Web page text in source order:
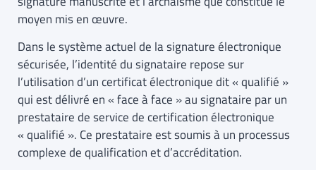
moyen mis en œuvre.
Dans le système actuel de la signature électronique
sécurisée, l’identité du signataire repose sur
l’utilisation d’un certificat électronique dit « qualifié »
qui est délivré en « face à face » au signataire par un
prestataire de service de certification électronique
« qualifié ». Ce prestataire est soumis à un processus
complexe de qualification et d’accréditation.